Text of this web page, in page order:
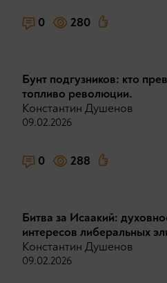
0 280
Бунт подгузников: кто
топливо революции.
Константин Душенов
09.02.2026
0 288
Битва за Исаакий:
интересов либеральных
Константин Душенов
09.02.2026